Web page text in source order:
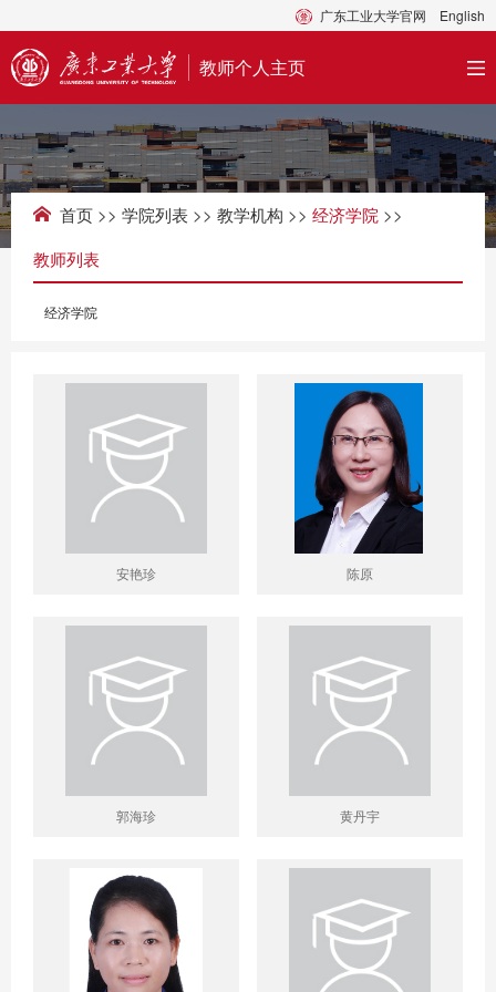
广东工业大学官网 English
教师个人主页
首页 >> 学院列表 >> 教学机构 >> 经济学院 >>
教师列表
经济学院
安艳珍 陈原
郭海珍 黄丹宇